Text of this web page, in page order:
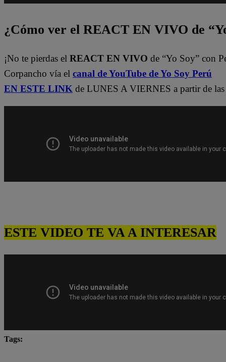
¿Cómo ver el REACT EN VIVO de
¡No te pierdas el REACT EN VIVO de “Yo Soy” con
Corpancho vía el canal de YouTube de Yo Soy Perú
EN ESTE LINK de LUNES A VIERNES a partir de
ESTE VIDEO TE VA A INTERESAR
Tags: